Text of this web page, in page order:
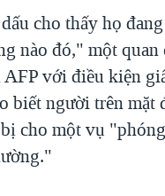
cho thấy họ
nào đó," một
với điều kiện
biết người trên mặt
cho một vụ